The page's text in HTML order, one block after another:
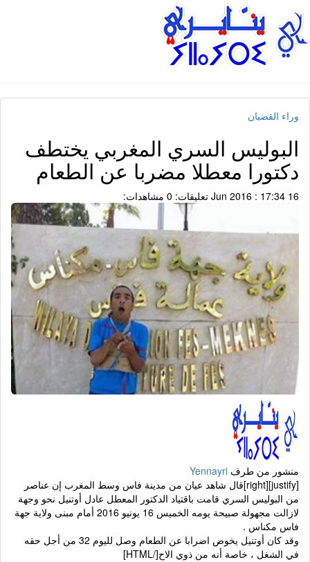
وراء القضبان
البوليس السري المغربي يختطف
دكتورا معطلا مضربا عن الطعام
16 Jun 2016 : 17:34 تعليقات: 0 مشاهدات:
منشور من طرفYennayri
[justify][right]قال شاهد عيان من مدينة فاس وسط المغرب إن عناصر
من البوليس السري قامت باقتياد الدكتور المعطل عادل أوتنيل نحو وجهة
لازالت مجهولة صبيحة يومه الخميس 16 يونيو 2016 أمام مبنى ولاية جهة
فاس مكناس .
وقد كان أوتنيل يخوض اضرابا عن الطعام وصل لليوم 32 من أجل حقه
في الشغل ، خاصة أنه من ذوي الاح[/HTML]